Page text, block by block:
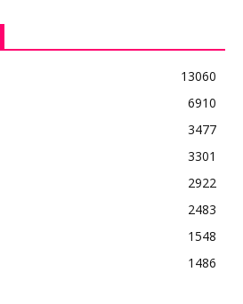
13060
6910
3477
3301
2922
2483
1548
1486